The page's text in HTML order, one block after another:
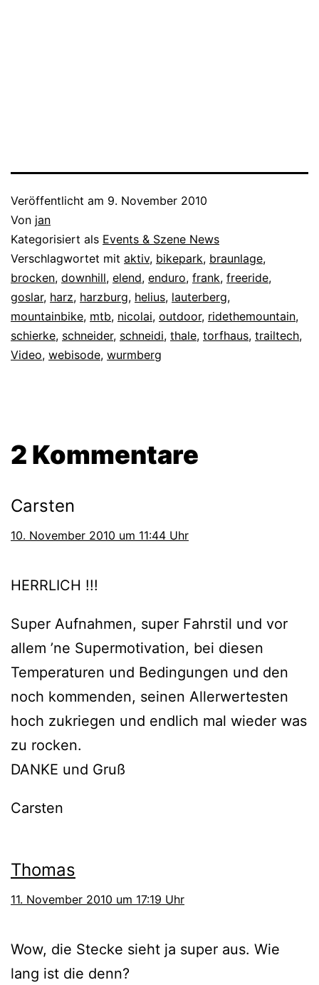
Veröffentlicht am 9. November 2010
Von jan
Kategorisiert als Events & Szene News
Verschlagwortet mit aktiv, bikepark, braunlage,
brocken, downhill, elend, enduro, frank, freeride,
goslar, harz, harzburg, helius, lauterberg,
mountainbike, mtb, nicolai, outdoor, ridethemountain,
schierke, schneider, schneidi, thale, torfhaus, trailtech,
Video, webisode, wurmberg
2 Kommentare
Carsten
10. November 2010 um 11:44 Uhr
HERRLICH !!!
Super Aufnahmen, super Fahrstil und vor
allem ’ne Supermotivation, bei diesen
Temperaturen und Bedingungen und den
noch kommenden, seinen Allerwertesten
hoch zukriegen und endlich mal wieder was
zu rocken.
DANKE und Gruß
Carsten
Thomas
11. November 2010 um 17:19 Uhr
Wow, die Stecke sieht ja super aus. Wie
lang ist die denn?